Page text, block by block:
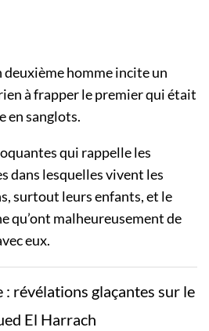
deuxième homme incite un
à frapper le premier qui était
en sanglots.
qui rappelle les
dans lesquelles vivent les
surtout leurs enfants, et le
qu’ont malheureusement de
eux.
: révélations glaçantes sur le
El Harrach